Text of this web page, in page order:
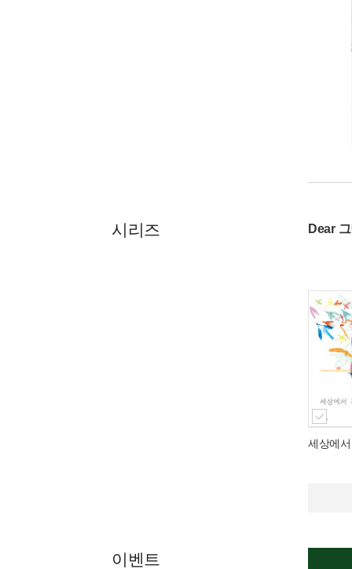
시리즈 Dear
세상에
이벤트